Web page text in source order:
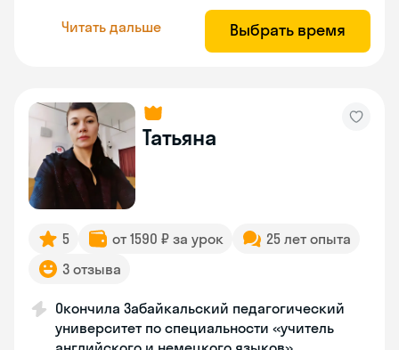
Читать дальше Выбрать время
Татьяна
5 от 1590 ₽ за урок
25 лет опыта
3 отзыва
Окончила Забайкальский педагогический
университет по специальности «учитель